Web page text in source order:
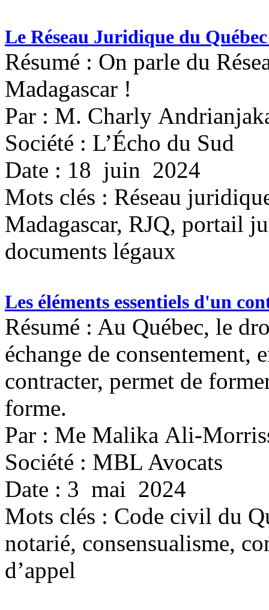
Le Réseau Juridique du
Résumé : On parle du
Madagascar !
Par : M. Charly
Société : L’Écho du Sud
Date : 18 juin 2024
Mots clés : Réseau
Madagascar, RJQ, portail
documents légaux
Les éléments essentiels d'un
Résumé : Au Québec, le
échange de consentement,
contracter, permet de
forme.
Par : Me Malika Ali-
Société : MBL Avocats
Date : 3 mai 2024
Mots clés : Code civil du
notarié, consensualisme,
d’appel